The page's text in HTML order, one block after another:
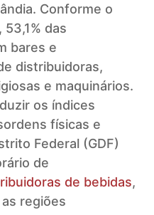
Conforme o
das
bares e
distribuidoras,
e maquinários.
os índices
físicas e
Federal (GDF)
de
de bebidas,
regiões